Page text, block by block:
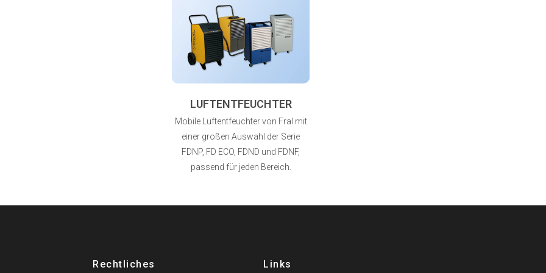
LUFTENTFEUCHTER
Mobile Luftentfeuchter von Fral mit
einer großen Auswahl der Serie
FDNP, FD ECO, FDND und FDNF,
passend für jeden Bereich.
Rechtliches Links